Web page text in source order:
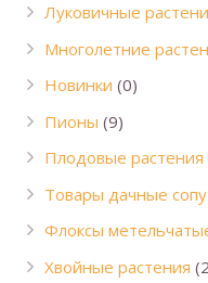
Луковичные
Многолетние
Новинки (0)
Пионы (9)
Плодовые растения
Товары дачные
Флоксы
Хвойные растения